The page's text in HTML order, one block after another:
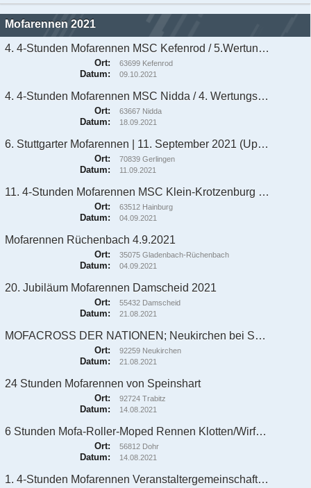
Mofarennen 2021
4. 4-Stunden Mofarennen MSC Kefenrod / 5.Wertungslauf/Endlauf zum DMV MofaCup 2021
63699 Kefenrod
Ort:
09.10.2021
Datum:
4. 4-Stunden Mofarennen MSC Nidda / 4. Wertungslauf zum DMV MofaCup 2021
63667 Nidda
Ort:
18.09.2021
Datum:
6. Stuttgarter Mofarennen | 11. September 2021 (Update durch Verschiebung)
70839 Gerlingen
Ort:
11.09.2021
Datum:
11. 4-Stunden Mofarennen MSC Klein-Krotzenburg / 3. Wertungslauf zum DMV MofaCup 2021
63512 Hainburg
Ort:
04.09.2021
Datum:
Mofarennen Rüchenbach 4.9.2021
35075 Gladenbach-Rüchenbach
Ort:
04.09.2021
Datum:
20. Jubiläum Mofarennen Damscheid 2021
55432 Damscheid
Ort:
21.08.2021
Datum:
MOFACROSS DER NATIONEN; Neukirchen bei Sulzbach-Rosenberg
92259 Neukirchen
Ort:
21.08.2021
Datum:
24 Stunden Mofarennen von Speinshart
92724 Trabitz
Ort:
14.08.2021
Datum:
6 Stunden Mofa-Roller-Moped Rennen Klotten/Wirfus an der K 25
56812 Dohr
Ort:
14.08.2021
Datum:
1. 4-Stunden Mofarennen Veranstaltergemeinschaft DMV Landesgruppe Hessen e.V. & Team Eichwald Racing / 2. Wertungslauf zum DMV MofaCup 2021